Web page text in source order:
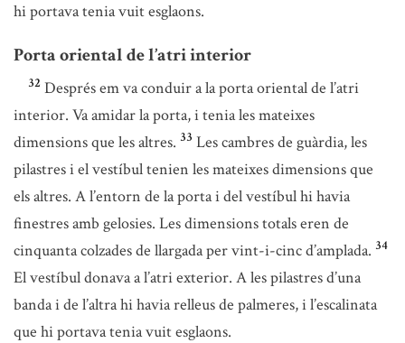
hi portava tenia vuit esglaons.
Porta oriental de l’atri interior
32 Després em va conduir a la porta oriental de l’atri
interior. Va amidar la porta, i tenia les mateixes
dimensions que les altres. 33 Les cambres de guàrdia, les
pilastres i el vestíbul tenien les mateixes dimensions que
els altres. A l’entorn de la porta i del vestíbul hi havia
finestres amb gelosies. Les dimensions totals eren de
cinquanta colzades de llargada per vint-i-cinc d’amplada. 34
El vestíbul donava a l’atri exterior. A les pilastres d’una
banda i de l’altra hi havia relleus de palmeres, i l’escalinata
que hi portava tenia vuit esglaons.